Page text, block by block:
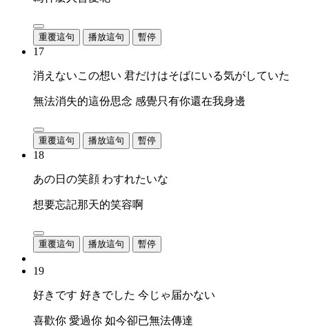
重覆這句 播放這句 暫停
17
消えないこの想い 君だけはそばにいる気がしていた
無法消失的這份思念 感覺只有你還在我身邊
重覆這句 播放這句 暫停
18
あの日の笑顔 わすれたいな
想要忘記那天的笑容啊
重覆這句 播放這句 暫停
19
好きです 好きでした 今じゃ届かない
喜歡你 愛過你 如今卻已無法傳達